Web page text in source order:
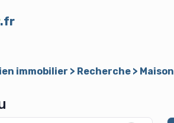
.fr
immobilier > Recherche > Maison